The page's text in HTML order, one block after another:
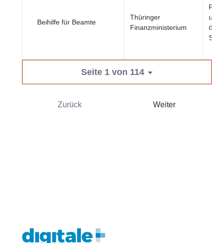
Beihilfe für Beamte
Thüringer
Finanzministerium
Seite 1 von 114
Zurück Weiter